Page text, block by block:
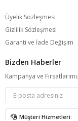
Üyelik Sözleşmesi
Gizlilik Sözleşmesi
Garanti ve İade Değişim
Bizden Haberler
Kampanya ve
Müşteri Hizmetleri: